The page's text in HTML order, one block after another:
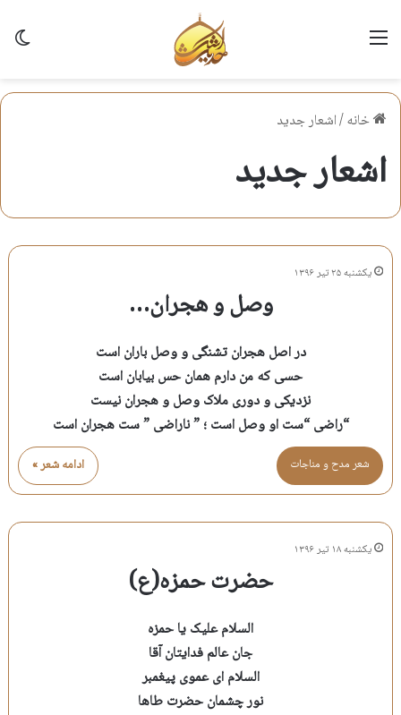
منو
خانه/اشعار جدید
اشعار جدید
یکشنبه ۲۵ تیر ۱۳۹۶
وصل و هجران…
در اصل هجران تشنگی و وصل باران است
حسی که من دارم همان حس بیابان است
نزدیکی و دوری ملاک وصل و هجران نیست
“راضی “ست او وصل است ؛ ” ناراضی ” ست هجران است
ادامه شعر » شعر مدح و مناجات
یکشنبه ۱۸ تیر ۱۳۹۶
حضرت حمزه(ع)
السلام علیک یا حمزه
جان عالم فدایتان آقا
السلام ای عموی پیغمبر
نور چشمان حضرت طاها